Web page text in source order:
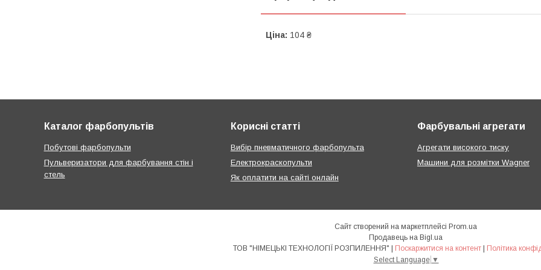
Ціна: 104 ₴
Каталог фарбопультів
Побутові фарбопульти
Пульверизатори для фарбування стін і
стель
Корисні статті
Вибір пневматичного фарбопульта
Електрокраскопульти
Як оплатити на сайті онлайн
Фарбувальні агрегати
Агрегати високого тиску
Машини для розмітки Wagner
Сайт створений на маркетплейсі Prom.ua
Продавець на Bigl.ua
ТОВ "НІМЕЦЬКІ ТЕХНОЛОГІЇ РОЗПИЛЕННЯ" | Поскаржитися на контент | Політика
Select Language ▼